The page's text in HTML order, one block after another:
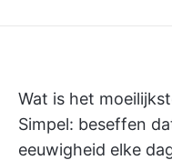
Wat is het
Simpel: beseffen
eeuwigheid elke